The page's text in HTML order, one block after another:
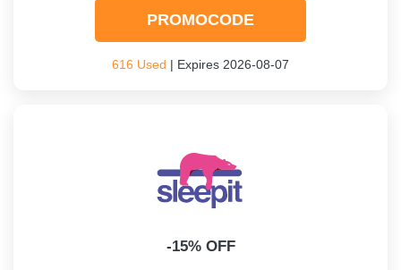
PROMOCODE
616 Used | Expires 2026-08-07
-15% OFF